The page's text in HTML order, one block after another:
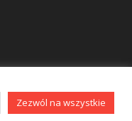
bellona.pl
Zezwól na wszystkie